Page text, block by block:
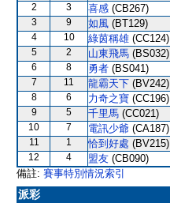
2 3 喜感 (CB267)
3 9 如風 (BT129)
4 10 綠茵稱雄 (CC124)
5 2 山東飛馬 (BS032)
6 8 勇者 (BS041)
7 11 龍霸天下 (BV242)
8 6 力奇之寶 (CC196)
9 5 千里馬 (CC021)
10 7 電訊少爺 (CA187)
11 1 恰到好處 (BV215)
12 4 盟友 (CB090)
備註: 賽事特別情況索引
派彩